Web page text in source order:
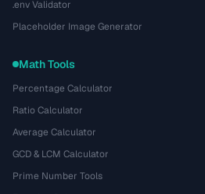
.env Validator
Placeholder Image Generator
Math Tools
Percentage Calculator
Ratio Calculator
Average Calculator
GCD & LCM Calculator
Prime Number Tools